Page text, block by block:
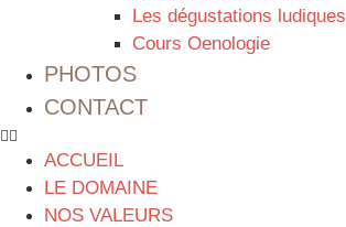
Les dégustations ludiques
Cours Oenologie
PHOTOS
CONTACT
ACCUEIL
LE DOMAINE
NOS VALEURS